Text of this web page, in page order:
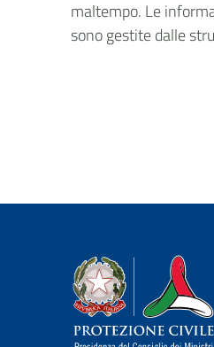
maltempo. Le
sono gestite dalle
Dipartimento